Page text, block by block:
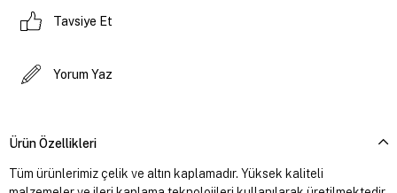
Tavsiye Et
Yorum Yaz
Ürün Özellikleri
Tüm ürünlerimiz çelik ve altın kaplamadır. Yüksek kaliteli